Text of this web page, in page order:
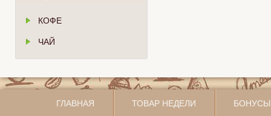
КОФЕ
ЧАЙ
ГЛАВНАЯ ТОВАР НЕДЕЛИ